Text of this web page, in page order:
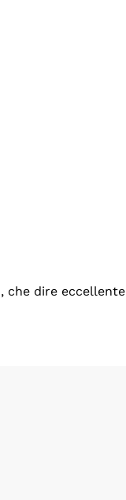
che dire eccellente